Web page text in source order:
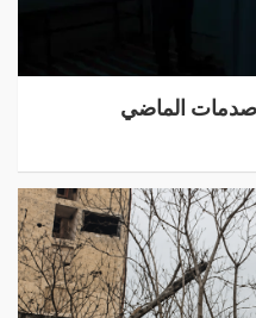
صدمات الماضي